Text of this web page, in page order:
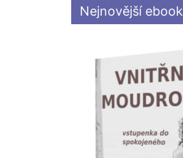
Nejnovější ebook